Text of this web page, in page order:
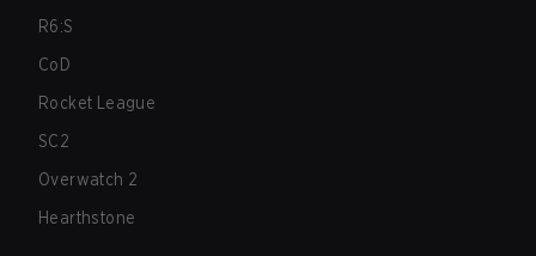
R6:S
CoD
Rocket League
SC2
Overwatch 2
Hearthstone